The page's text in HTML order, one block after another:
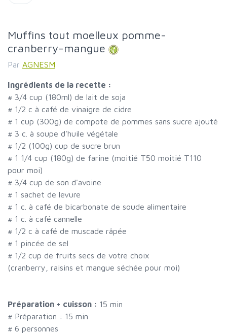
Muffins tout moelleux pomme-
cranberry-mangue
Par AGNESM
Ingrédients de la recette :
# 3/4 cup (180ml) de lait de soja
# 1/2 c à café de vinaigre de cidre
# 1 cup (300g) de compote de pommes sans sucre ajouté
# 3 c. à soupe d'huile végétale
# 1/2 (100g) cup de sucre brun
# 1 1/4 cup (180g) de farine (moitié T50 moitié T110
pour moi)
# 3/4 cup de son d'avoine
# 1 sachet de levure
# 1 c. à café de bicarbonate de soude alimentaire
# 1 c. à café cannelle
# 1/2 c à café de muscade râpée
# 1 pincée de sel
# 1/2 cup de fruits secs de votre choix
(cranberry, raisins et mangue séchée pour moi)
Préparation + cuisson : 15 min
# Préparation : 15 min
# 6 personnes